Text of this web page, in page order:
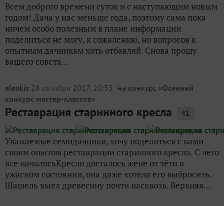
Всем доброго времени суток и с наступающим новым
годом! Дача у нас меньше года, поэтому сама пока
ничем особо полезным в плане информации
поделиться не могу, к сожалению, но вопросов к
опытным дачникам хоть отбавляй. Снова прошу
вашего совета...
alexkis 28 октября 2017, 20:55 на конкурс «Осенний
конкурс мастер-классов»
Реставрация старинного кресла 41
Уважаемые семидачники, хочу поделиться с вами
своим опытом реставрации старинного кресла. С чего
все началосьКресло досталось жене от тёти в
ужасном состоянии, она даже хотела его выбросить.
Шашель выел древесину почти насквозь. Верхняя...